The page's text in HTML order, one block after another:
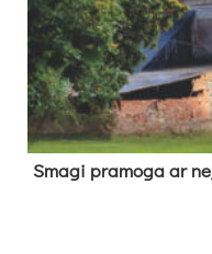
Sma­gi pra­mo­ga ar